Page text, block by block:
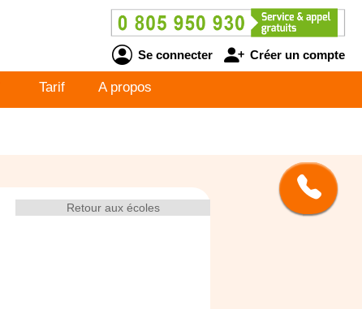
Se connecter Créer un compte
Tarif A propos
Retour aux écoles